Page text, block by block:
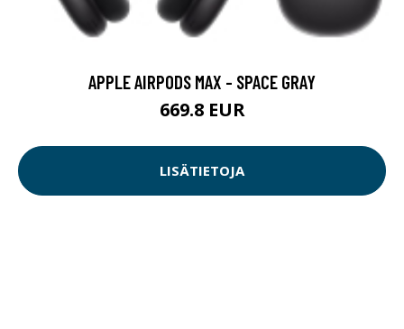
APPLE AIRPODS MAX - SPACE GRAY
669.8 EUR
LISÄTIETOJA